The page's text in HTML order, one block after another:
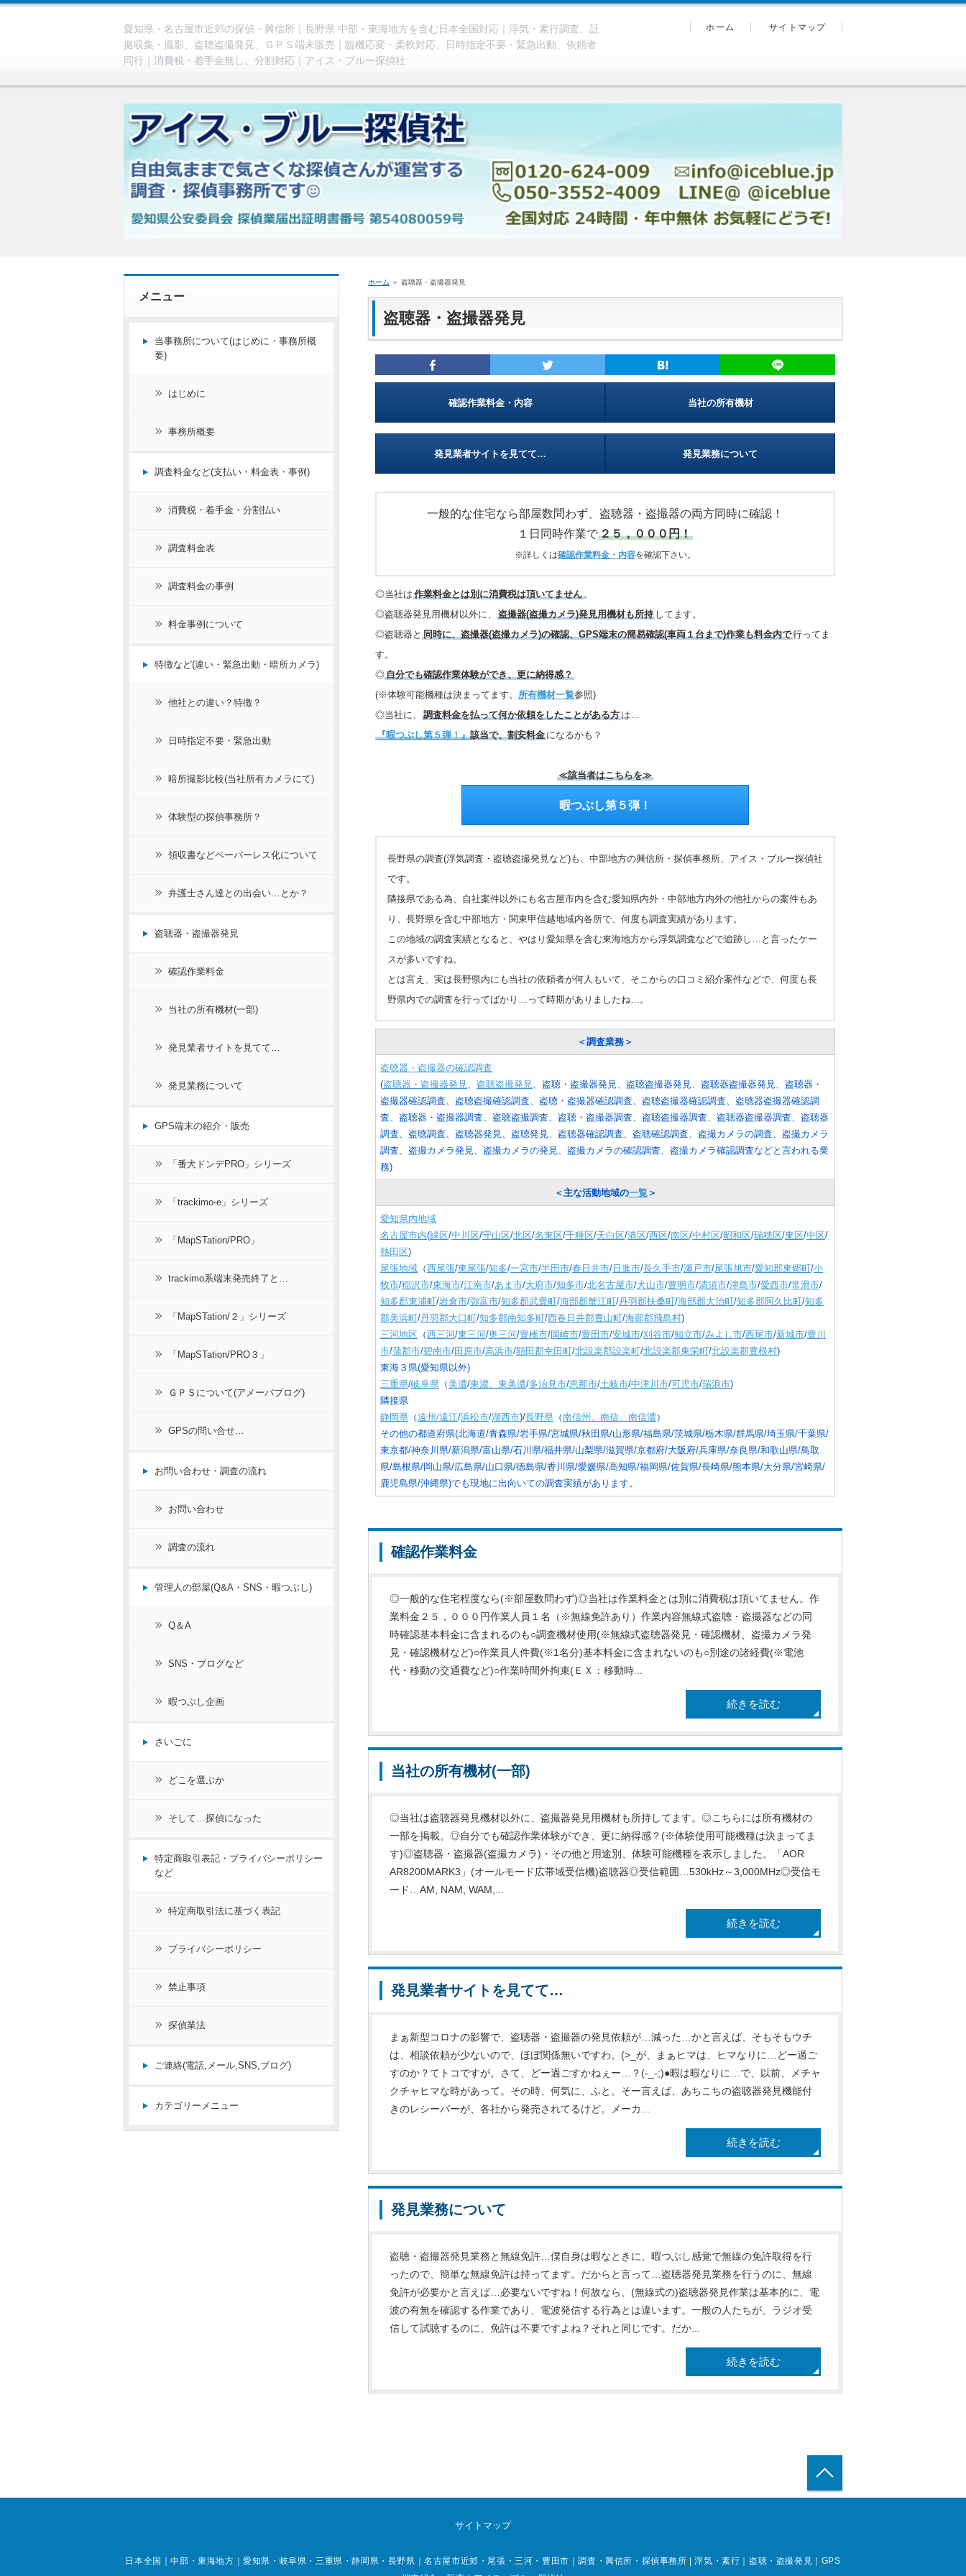
愛知県・名古屋市近郊の探偵・興信所｜長野県 中部・東海地方を含む日本全国対応｜浮気・素行調査、証
拠収集・撮影、盗聴盗撮発見、ＧＰＳ端末販売｜臨機応変・柔軟対応、日時指定不要・緊急出動、依頼者
同行｜消費税・着手金無し、分割対応｜アイス・ブルー探偵社
ホーム サイトマップ
ホーム ＞ 盗聴器・盗撮器発見
盗聴器・盗撮器発見
確認作業料金・内容 当社の所有機材
発見業者サイトを見てて… 発見業務について
一般的な住宅なら部屋数問わず、盗聴器・盗撮器の両方同時に確認！
１日同時作業で２５，０００円！
※詳しくは確認作業料金・内容を確認下さい。
◎当社は 作業料金とは別に消費税は頂いてません 。
◎盗聴器発見用機材以外に、
盗撮器(盗撮カメラ)発見用機材も所持 してます。
◎盗聴器と 同時に、盗撮器(盗撮カメラ)の確認、GPS端末の簡易確認(車両１台まで)作業も料金内で行ってま
す。
◎ 自分でも確認作業体験ができ、更に納得感？
(※体験可能機種は決まってます。 所有機材一覧参照)
◎当社に、
調査料金を払って何か依頼をしたことがある方 は…
『暇つぶし第５弾！』該当で、割安料金 になるかも？
≪該当者はこちらを≫
暇つぶし第５弾！
長野県の調査(浮気調査・盗聴盗撮発見など)も、中部地方の興信所・探偵事務所、アイス・ブルー探偵社
です。
隣接県である為、自社案件以外にも名古屋市内を含む愛知県内外・中部地方内外の他社からの案件もあ
り、長野県を含む中部地方・関東甲信越地域内各所で、何度も調査実績があります。
この地域の調査実績となると、やはり愛知県を含む東海地方から浮気調査などで追跡し…と言ったケー
スが多いですね。
とは言え、実は長野県内にも当社の依頼者が何人もいて、そこからの口コミ紹介案件などで、何度も長
野県内での調査を行ってばかり…って時期がありましたね…。
＜調査業務＞
盗聴器・盗撮器の確認調査
(盗聴器・盗撮器発見 盗聴盗撮発見
、盗聴・盗撮器発見、盗聴盗撮器発見、盗聴器盗撮器発見、盗聴器・
盗撮器確認調査、盗聴盗撮確認調査、盗聴・盗撮器確認調査、盗聴盗撮器確認調査、盗聴器盗撮器確認調
査、盗聴器・盗撮器調査、盗聴盗撮調査、盗聴・盗撮器調査、盗聴盗撮器調査、盗聴器盗撮器調査、盗聴器
調査、盗聴調査、盗聴器発見、盗聴発見、盗聴器確認調査、盗聴確認調査、盗撮カメラの調査、盗撮カメラ
調査、盗撮カメラ発見、盗撮カメラの発見、盗撮カメラの確認調査、盗撮カメラ確認調査などと言われる業
務)
＜主な活動地域の一覧＞
愛知県内地域
名古屋市内(緑区/中川区/守山区/北区/名東区/千種区/天白区/港区/西区/南区/中村区/昭和区/瑞穂区/東区/中区/
熱田区)
尾張地域 （西尾張/東尾張/知多/一宮市/半田市/春日井市/ 日進市/長久手市/瀬戸市/尾張旭市/愛知郡東郷町/小
牧市/稲沢市/東海市/江南市/あま市/大府市/知多市/北名古屋市/犬山市/豊明市/清須市/津島市/愛西市/常滑市/
知多郡東浦町/岩倉市/弥富市/知多郡武豊町/海部郡蟹江町/丹羽郡扶桑町/海部郡大治町/知多郡阿久比町/知多
郡美浜町/丹羽郡大口町/知多郡南知多町/西春日井郡豊山町/海部郡飛島村)
三河地区 （西三河/東三河/奥三河/豊橋市/岡崎市/豊田市/安城市/刈谷市/知立市/みよし市/西尾市/新城市/豊川
市/蒲郡市/碧南市/田原市/高浜市/額田郡幸田町/北設楽郡設楽町/北設楽郡東栄町/北設楽郡豊根村)
東海３県(愛知県以外)
三重県/岐阜県 （美濃/東濃、東美濃/多治見市/恵那市/土岐市/中津川市/可児市/瑞浪市)
隣接県
静岡県 （遠州/遠江/浜松市/湖西市)/長野県 （南信州、南信、南信濃 ）
その他の都道府県(北海道/青森県/岩手県/宮城県/秋田県/山形県/福島県/茨城県/栃木県/群馬県/埼玉県/千葉県/
東京都/神奈川県/新潟県/富山県/石川県/福井県/山梨県/滋賀県/京都府/大阪府/兵庫県/奈良県/和歌山県/鳥取
県/島根県/岡山県/広島県/山口県/徳島県/香川県/愛媛県/高知県/福岡県/佐賀県/長崎県/熊本県/大分県/宮崎県/
鹿児島県/沖縄県)でも現地に出向いての調査実績があります。
確認作業料金
◎一般的な住宅程度なら(※部屋数問わず)◎当社は作業料金とは別に消費税は頂いてません。作
業料金２５，０００円作業人員１名（※無線免許あり）作業内容無線式盗聴・盗撮器などの同
時確認基本料金に含まれるのも○調査機材使用(※無線式盗聴器発見・確認機材、盗撮カメラ発
見・確認機材など)○作業員人件費(※1名分)基本料金に含まれないのも○別途の諸経費(※電池
代・移動の交通費など)○作業時間外拘束(ＥＸ：移動時...
続きを読む
当社の所有機材(一部)
◎当社は盗聴器発見機材以外に、盗撮器発見用機材も所持してます。◎こちらには所有機材の
一部を掲載。◎自分でも確認作業体験ができ、更に納得感？(※体験使用可能機種は決まってま
す)◎盗聴器・盗撮器(盗撮カメラ)・その他と用途別、体験可能機種を表示しました。「AOR
AR8200MARK3」(オールモード広帯域受信機)盗聴器◎受信範囲…530kHz～3,000MHz◎受信モ
ード…AM, NAM, WAM,...
続きを読む
発見業者サイトを見てて…
まぁ新型コロナの影響で、盗聴器・盗撮器の発見依頼が…減った…かと言えば、そもそもウチ
は、相談依頼が少ないので、ほぼ関係無いですわ。(>_が、まぁヒマは、ヒマなりに…どー過ご
すのか？てトコですが。さて、どー過ごすかねぇー…？(-_-;)●暇は暇なりに…で、以前、メチャ
クチャヒマな時があって。その時、何気に、ふと。そー言えば、あちこちの盗聴器発見機能付
きのレシーバーが、各社から発売されてるけど。メーカ...
続きを読む
発見業務について
盗聴・盗撮器発見業務と無線免許…僕自身は暇なときに、暇つぶし感覚で無線の免許取得を行
ったので、簡単な無線免許は持ってます。だからと言って…盗聴器発見業務を行うのに、無線
免許が必要かと言えば…必要ないですね！何故なら、(無線式の)盗聴器発見作業は基本的に、電
波の有無を確認する作業であり、電波発信する行為とは違います。一般の人たちが、ラジオ受
信して試聴するのに、免許は不要ですよね？それと同じです。だか...
続きを読む
メニュー
当事務所について(はじめに・事務所概
要)
はじめに
事務所概要
調査料金など(支払い・料金表・事例)
消費税・着手金・分割払い
調査料金表
調査料金の事例
料金事例について
特徴など(違い・緊急出動・暗所カメラ)
他社との違い？特徴？
日時指定不要・緊急出動
暗所撮影比較(当社所有カメラにて)
体験型の探偵事務所？
領収書などペーパーレス化について
弁護士さん達との出会い…とか？
盗聴器・盗撮器発見
確認作業料金
当社の所有機材(一部)
発見業者サイトを見てて…
発見業務について
GPS端末の紹介・販売
「番犬ドンデPRO」シリーズ
「trackimo-e」シリーズ
「MapSTation/PRO」
trackimo系端末発売終了と…
「MapSTation/２」シリーズ
「MapSTation/PRO３」
ＧＰＳについて(アメーバブログ)
GPSの問い合せ…
お問い合わせ・調査の流れ
お問い合わせ
調査の流れ
管理人の部屋(Q&A・SNS・暇つぶし)
Q＆A
SNS・ブログなど
暇つぶし企画
さいごに
どこを選ぶか
そして…探偵になった
特定商取引表記・プライバシーポリシー
など
特定商取引法に基づく表記
プライバシーポリシー
禁止事項
探偵業法
ご連絡(電話,メール,SNS,ブログ)
カテゴリーメニュー
サイトマップ
日本全国｜中部・東海地方｜愛知県・岐阜県・三重県・静岡県・長野県｜名古屋市近郊・尾張・三河・豊田市｜調査・興信所・探偵事務所 | 浮気・素行｜盗聴・盗撮発見｜GPS